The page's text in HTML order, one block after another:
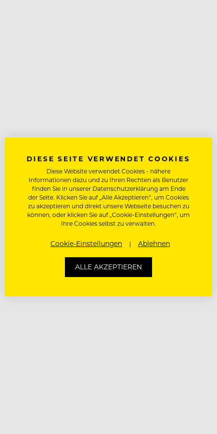
DIESE SEITE VERWENDET COOKIES
Diese Website verwendet Cookies - nähere
Informationen dazu und zu Ihren Rechten als Benutzer
finden Sie in unserer Datenschutzerklärung am Ende
der Seite. Klicken Sie auf „Alle Akzeptieren“, um Cookies
zu akzeptieren und direkt unsere Webseite besuchen zu
können, oder klicken Sie auf „Cookie-Einstellungen“, um
Ihre Cookies selbst zu verwalten.
Cookie-Einstellungen Ablehnen
ALLE AKZEPTIEREN